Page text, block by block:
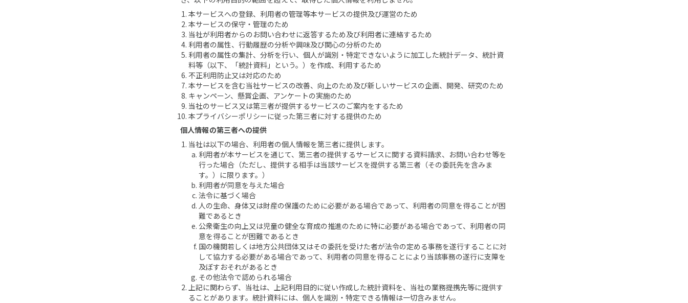
本サービスへの登録、利用者の管理等本サービスの提供及び運営のため
本サービスの保守・管理のため
当社が利用者からのお問い合わせに返答するため及び利用者に連絡するため
利用者の属性、行動履歴の分析や興味及び関心の分析のため
利用者の属性の集計、分析を行い、個人が識別・特定できないように加工した統計データ、統計資
料等（以下、「統計資料」という。）を作成、利用するため
不正利用防止又は対応のため
本サービスを含む当社サービスの改善、向上のため及び新しいサービスの企画、開発、研究のため
キャンペーン、懸賞企画、アンケートの実施のため
当社のサービス又は第三者が提供するサービスのご案内をするため
本プライバシーポリシーに従った第三者に対する提供のため
個人情報の第三者への提供
当社は以下の場合、利用者の個人情報を第三者に提供します。
利用者が本サービスを通じて、第三者の提供するサービスに関する資料請求、お問い合わせ等を
行った場合（ただし、提供する相手は当該サービスを提供する第三者（その委託先を含みま
す。）に限ります。）
利用者が同意を与えた場合
法令に基づく場合
人の生命、身体又は財産の保護のために必要がある場合であって、利用者の同意を得ることが困
難であるとき
公衆衛生の向上又は児童の健全な育成の推進のために特に必要がある場合であって、利用者の同
意を得ることが困難であるとき
国の機関若しくは地方公共団体又はその委託を受けた者が法令の定める事務を遂行することに対
して協力する必要がある場合であって、利用者の同意を得ることにより当該事務の遂行に支障を
及ぼすおそれがあるとき
その他法令で認められる場合
上記に関わらず、当社は、上記利用目的に従い作成した統計資料を、当社の業務提携先等に提供す
ることがあります。統計資料には、個人を識別・特定できる情報は一切含みません。